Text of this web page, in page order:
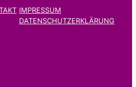
IMPRESSUM
DATENSCHUTZERKLÄRUNG